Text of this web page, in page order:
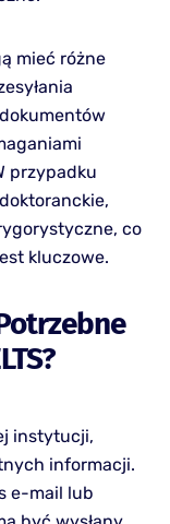
mieć różne
przypadku
co
kluczowe.
instytucji,
informacji.
e-mail lub